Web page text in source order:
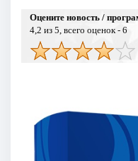
Оцените новость /
4,2 из 5, всего оценок - 6